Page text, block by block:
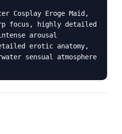
Cosplay Eroge Maid,
focus, highly detailed
arousal
erotic anatomy,
sensual atmosphere